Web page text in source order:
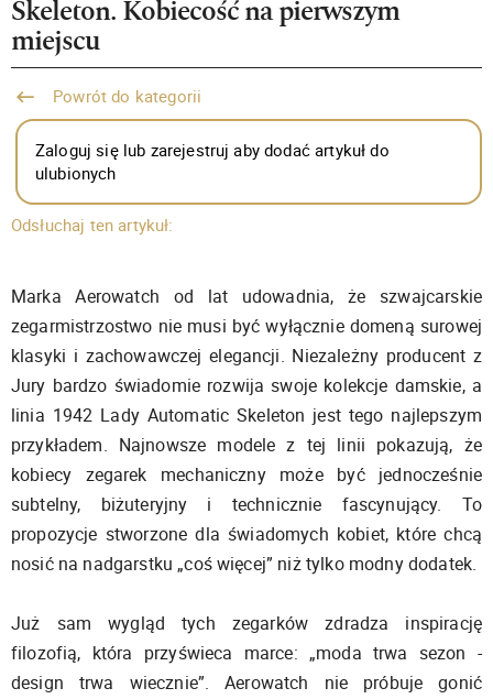
Skeleton. Kobiecość na pierwszym
miejscu
Powrót do kategorii
Zaloguj się lub zarejestruj aby dodać artykuł do
ulubionych
Odsłuchaj ten artykuł:
Marka Aerowatch od lat udowadnia, że szwajcarskie
zegarmistrzostwo nie musi być wyłącznie domeną surowej
klasyki i zachowawczej elegancji. Niezależny producent z
Jury bardzo świadomie rozwija swoje kolekcje damskie, a
linia 1942 Lady Automatic Skeleton jest tego najlepszym
przykładem. Najnowsze modele z tej linii pokazują, że
kobiecy zegarek mechaniczny może być jednocześnie
subtelny, biżuteryjny i technicznie fascynujący. To
propozycje stworzone dla świadomych kobiet, które chcą
nosić na nadgarstku „coś więcej” niż tylko modny dodatek.
Już sam wygląd tych zegarków zdradza inspirację
filozofią, która przyświeca marce: „moda trwa sezon -
design trwa wiecznie”. Aerowatch nie próbuje gonić